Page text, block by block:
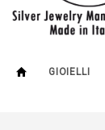
GIOIELLI